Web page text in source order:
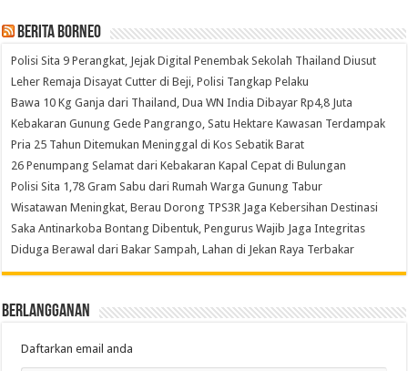
Berita Borneo
Polisi Sita 9 Perangkat, Jejak Digital Penembak Sekolah Thailand Diusut
Leher Remaja Disayat Cutter di Beji, Polisi Tangkap Pelaku
Bawa 10 Kg Ganja dari Thailand, Dua WN India Dibayar Rp4,8 Juta
Kebakaran Gunung Gede Pangrango, Satu Hektare Kawasan Terdampak
Pria 25 Tahun Ditemukan Meninggal di Kos Sebatik Barat
26 Penumpang Selamat dari Kebakaran Kapal Cepat di Bulungan
Polisi Sita 1,78 Gram Sabu dari Rumah Warga Gunung Tabur
Wisatawan Meningkat, Berau Dorong TPS3R Jaga Kebersihan Destinasi
Saka Antinarkoba Bontang Dibentuk, Pengurus Wajib Jaga Integritas
Diduga Berawal dari Bakar Sampah, Lahan di Jekan Raya Terbakar
Berlangganan
Daftarkan email anda